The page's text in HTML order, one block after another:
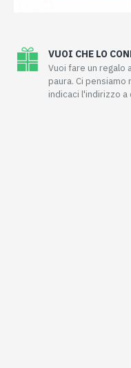
VUOI CHE LO
Vuoi fare un regalo
paura. Ci
indicaci l'indirizzo a